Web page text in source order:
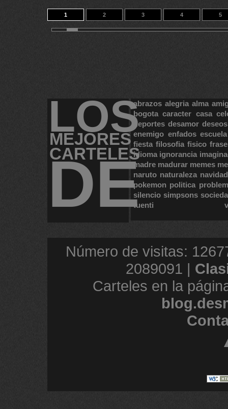
1 2 3 4 5
11 12 13 14 19
LOS
MEJORES
CARTELES
DE
abrazos alegria alma
bogota caracter casa
deportes desamor deseos
enemigo enfados escuela
fiesta filosofia fisico
idioma ignorancia
madre madurar memes
naruto naturaleza navidad
pokemon politica
silencio simpsons
tuenti
Número de visitas:
2089091 |
Carteles en la